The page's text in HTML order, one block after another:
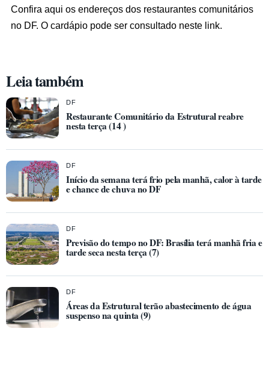
Confira aqui os endereços dos restaurantes comunitários
no DF. O cardápio pode ser consultado neste link.
Leia também
DF
Restaurante Comunitário da Estrutural reabre
nesta terça (14 )
DF
Início da semana terá frio pela manhã, calor à tarde
e chance de chuva no DF
DF
Previsão do tempo no DF: Brasília terá manhã fria e
tarde seca nesta terça (7)
DF
Áreas da Estrutural terão abastecimento de água
suspenso na quinta (9)